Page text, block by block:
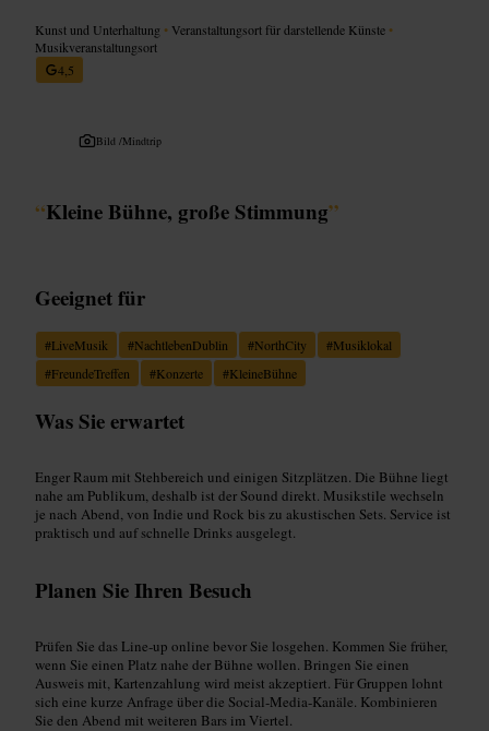
Kunst und Unterhaltung • Veranstaltungsort für darstellende Künste •
Musikveranstaltungsort
4,5
Bild /Mindtrip
“Kleine Bühne, große Stimmung”
Geeignet für
#LiveMusik #NachtlebenDublin #NorthCity #Musiklokal
#FreundeTreffen #Konzerte #KleineBühne
Was Sie erwartet
Enger Raum mit Stehbereich und einigen Sitzplätzen. Die Bühne liegt
nahe am Publikum, deshalb ist der Sound direkt. Musikstile wechseln
je nach Abend, von Indie und Rock bis zu akustischen Sets. Service ist
praktisch und auf schnelle Drinks ausgelegt.
Planen Sie Ihren Besuch
Prüfen Sie das Line‑up online bevor Sie losgehen. Kommen Sie früher,
wenn Sie einen Platz nahe der Bühne wollen. Bringen Sie einen
Ausweis mit, Kartenzahlung wird meist akzeptiert. Für Gruppen lohnt
sich eine kurze Anfrage über die Social‑Media‑Kanäle. Kombinieren
Sie den Abend mit weiteren Bars im Viertel.